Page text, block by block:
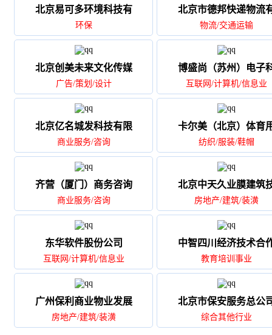
北京易可多环境科技有
环保
北京市德邦快递物流
物流/交通运输
北京创美未来文化传媒
广告/策划/设计
博盛尚（苏州）电子
互联网/计算机/信息业
北京亿名城发科技有限
商业服务/咨询
卡尔美（北京）体育
纺织/服装/鞋帽
齐营（厦门）商务咨询
商业服务/咨询
北京中天久业膜建筑
房地产/建筑/装潢
东华软件股份公司
互联网/计算机/信息业
中智四川经济技术合
教育培训事业
广州保利商业物业发展
房地产/建筑/装潢
北京市保安服务总公
综合其他行业